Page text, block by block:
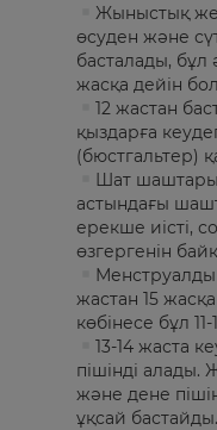
Жыныстық
өсуден және
басталады, бұл
жасқа дейін
12 жастан
қыздарға
(бюстгальтер)
Шат шаштары
астындағы
ерекше иісті,
өзгергенін
Менструалды
жастан 15
көбінесе бұл
13-14 жаста
пішінді
және дене
ұқсай бастайды.